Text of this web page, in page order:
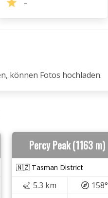
–
können Fotos hochladen.
Percy Peak (1163 m)
🇳🇿 Tasman District
5.3 km
158°